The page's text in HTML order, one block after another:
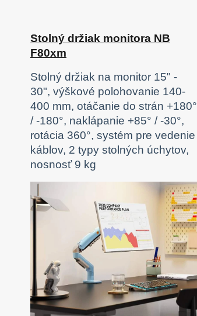
Stolný držiak monitora NB
F80xm
Stolný držiak na monitor 15" -
30", výškové polohovanie 140-
400 mm, otáčanie do strán +180°
/ -180°, naklápanie +85° / -30°,
rotácia 360°, systém pre vedenie
káblov, 2 typy stolných úchytov,
nosnosť 9 kg